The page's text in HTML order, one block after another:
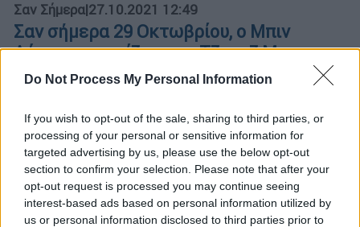
Do Not Process My Personal Information
If you wish to opt-out of the sale, sharing to third parties, or
processing of your personal or sensitive information for
targeted advertising by us, please use the below opt-out
section to confirm your selection. Please note that after your
opt-out request is processed you may continue seeing
interest-based ads based on personal information utilized by
us or personal information disclosed to third parties prior to
Σαν Σήμερα|27.10.2021 12:49
Σαν σήμερα 29 Οκτωβρίου, ο Μπιν
Λάντεν «στηρίζει» τον Τζορτζ Μπους
τζούνιορ στην προεκλογική του
Είχαν απομείνει 4 ημέρες μέχρι να ανοίξουν
οι κάλπες στις ΗΠΑ, το 2004, όταν
εμφανίστηκε τηλεοπτικά ο Οσάμα Μπιν
Λάντεν και όσα είπε έγειραν την πλάστιγγα
υπέρ του Μπους!